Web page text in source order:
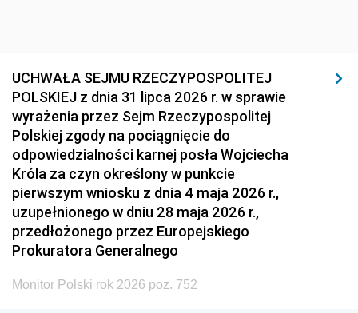
UCHWAŁA SEJMU RZECZYPOSPOLITEJ
POLSKIEJ z dnia 31 lipca 2026 r. w sprawie
wyrażenia przez Sejm Rzeczypospolitej
Polskiej zgody na pociągnięcie do
odpowiedzialności karnej posła Wojciecha
Króla za czyn określony w punkcie
pierwszym wniosku z dnia 4 maja 2026 r.,
uzupełnionego w dniu 28 maja 2026 r.,
przedłożonego przez Europejskiego
Prokuratora Generalnego
Monitor Polski rok 2026 poz. 752